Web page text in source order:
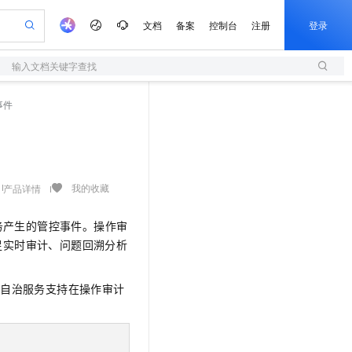
文档 备案 控制台 注册 登录
输入文档关键字查找
件
产品详情 我的收藏
生的管控事件。操作审
时审计、问题回溯分析
治服务支持在操作审计
平台百炼
1.1-T2V
1.1-I2V
全托管，含MySQL、PostgreSQL、SQL Server、MariaDB多引擎
能体编程平台
100%兼容MySQL、PostgreSQL，兼容Oracle，支持集中和分布式
V4-Pro
专属 QwenPaw HOT
从聊天伙伴进化为能主动干活的本地数字员工
以可视化方式快速构建移动和 PC 门户网站
创作，一键激活电商全链路生产力
成，高效打造优质广告素材
无忧落地极速上线
AI 活动
专业服务
计划 服务伙伴合作计划
开发者社区
加入我们